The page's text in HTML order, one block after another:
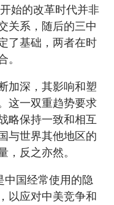
始的改革时代并非
关系，随后的三中
了基础，两者在时
加深，其影响和塑
这一双重趋势要求
略保持一致和相互
与世界其他地区的
，反之亦然。
中国经常使用的隐
以应对中美竞争和